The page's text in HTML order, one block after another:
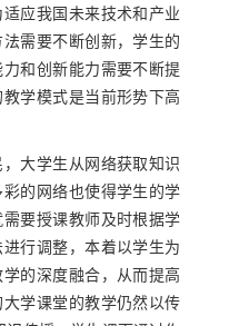
应我国未来技术和产业
需要不断创新，学生的
和创新能力需要不断提
学模式是当前形势下高
大学生从网络获取知识
的网络也使得学生的学
要授课教师及时根据学
行调整，本着以学生为
的深度融合，从而提高
学课堂的教学仍然以传